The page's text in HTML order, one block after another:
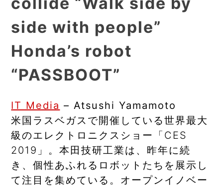
side with people”
Honda’s robot
“PASSBOOT”
IT Media – Atsushi Yamamoto
米国ラスベガスで開催している世界最大
級のエレクトロニクスショー「CES
2019」。本田技研工業は、昨年に続
き、個性あふれるロボットたちを展示し
て注目を集めている。オープンイノベー